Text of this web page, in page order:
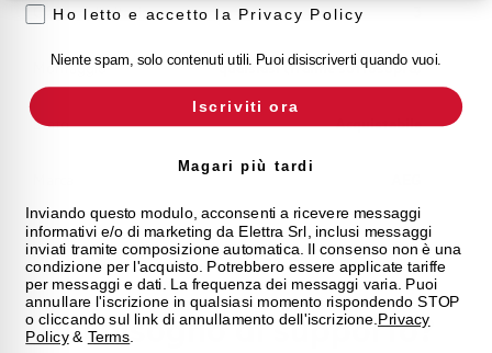
Classe di limitazione
Montaggio qualsiasi (tranne sottosopra)
Stato Acquistabile
Hai bisogno di supporto?
Ho letto e accetto la Privacy Policy
Niente spam, solo contenuti utili. Puoi disiscriverti quando vuoi.
Iscriviti ora
Magari più tardi
Inviando questo modulo, acconsenti a ricevere messaggi
informativi e/o di marketing da Elettra Srl, inclusi messaggi
inviati tramite composizione automatica. Il consenso non è una
condizione per l'acquisto. Potrebbero essere applicate tariffe
per messaggi e dati. La frequenza dei messaggi varia. Puoi
annullare l'iscrizione in qualsiasi momento rispondendo STOP
o cliccando sul link di annullamento dell'iscrizione. Privacy
Policy& Terms